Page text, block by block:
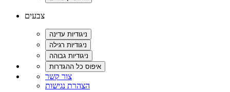
צבעים
צור קשר
הצהרת נגישות